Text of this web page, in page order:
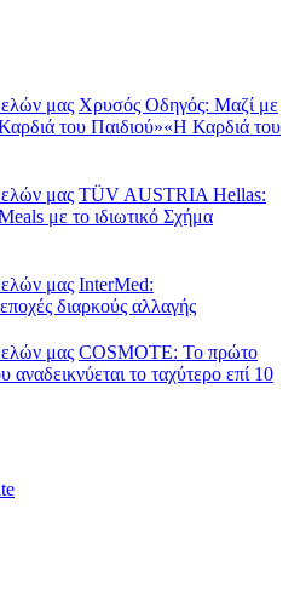
μας Χρυσός Οδηγός: Μαζί με
του Παιδιού»«Η Καρδιά του
μας TÜV AUSTRIA Hellas:
με το ιδιωτικό Σχήμα
μας InterMed:
διαρκούς αλλαγής
μας COSMOTE: Το πρώτο
αναδεικνύεται το ταχύτερο επί 10